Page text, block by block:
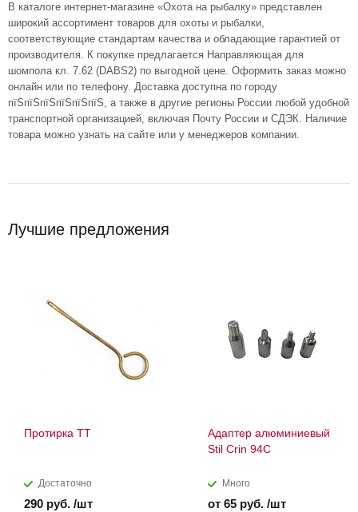
В каталоге интернет-магазине «Охота на рыбалку» представлен
широкий ассортимент товаров для охоты и рыбалки,
соответствующие стандартам качества и обладающие гарантией от
производителя. К покупке предлагается Направляющая для
шомпола кл. 7.62 (DABS2) по выгодной цене. Оформить заказ можно
онлайн или по телефону. Доставка доступна по городу
пїЅпїЅпїЅпїЅпїЅпїЅ, а также в другие регионы России любой удобной
транспортной организацией, включая Почту России и СДЭК. Наличие
товара можно узнать на сайте или у менеджеров компании.
Лучшие предложения
Протирка ТТ
Достаточно
290 руб. /шт
Адаптер алюминиевый
Stil Crin 94С
Много
от 65 руб. /шт